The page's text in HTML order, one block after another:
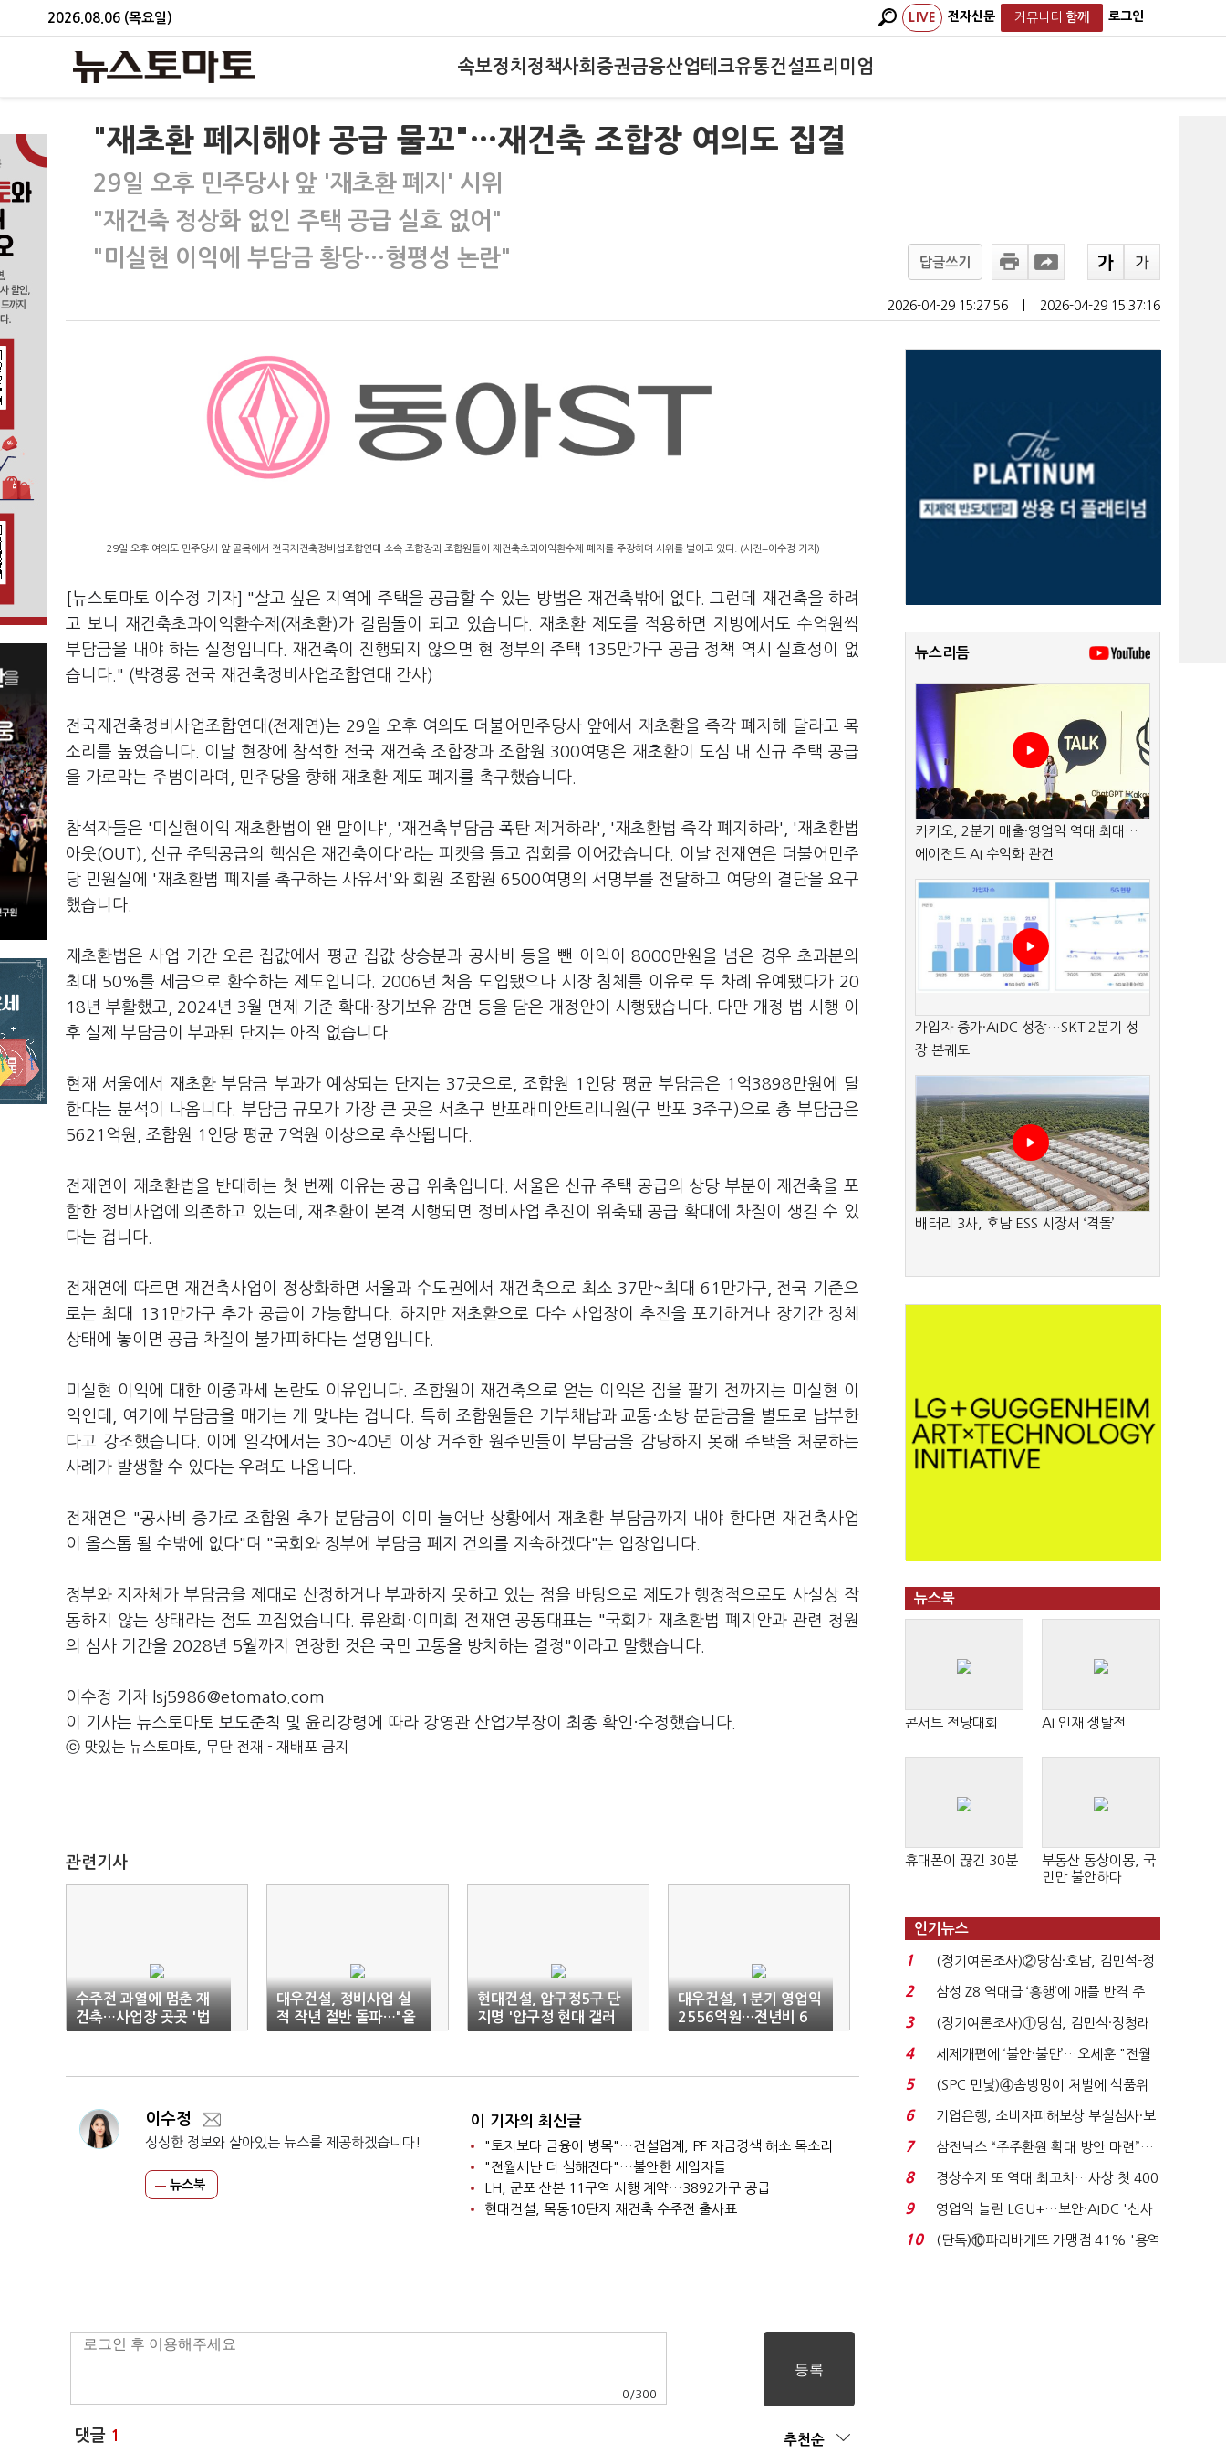
2026.08.06 (목요일) LIVE 전자신문 커뮤니티 함께 로그인
속보정치 정책사회 증권금융산업테크유통건설프리미엄
"재초환 폐지해야 공급 물꼬"…재건축 조합장 여의도 집결
29일 오후 민주당사 앞 '재초환 폐지' 시위
"재건축 정상화 없인 주택 공급 실효 없어"
"미실현 이익에 부담금 황당…형평성 논란"
답글쓰기
2026-04-29 15:27:56 2026-04-29 15:37:16
29일 오후 여의도 민주당사 앞 골목에서 전국재건축정비섭조합연대 소속 조합장과 조합원들이 재건축초과이익환수제 폐지를 주장하며 시위를 벌이고 있다. (사진=이수정 기자)
[뉴스토마토 이수정 기자] "살고 싶은 지역에 주택을 공급할 수 있는 방법은 재건축밖에 없다. 그런데 재건축을 하려
고 보니 재건축초과이익환수제(재초환)가 걸림돌이 되고 있습니다. 재초환 제도를 적용하면 지방에서도 수억원씩
부담금을 내야 하는 실정입니다. 재건축이 진행되지 않으면 현 정부의 주택 135만가구 공급 정책 역시 실효성이 없
습니다." (박경룡 전국 재건축정비사업조합연대 간사)
전국재건축정비사업조합연대(전재연)는 29일 오후 여의도 더불어민주당사 앞에서 재초환을 즉각 폐지해 달라고 목
소리를 높였습니다. 이날 현장에 참석한 전국 재건축 조합장과 조합원 300여명은 재초환이 도심 내 신규 주택 공급
을 가로막는 주범이라며, 민주당을 향해 재초환 제도 폐지를 촉구했습니다.
참석자들은 '미실현이익 재초환법이 왠 말이냐', '재건축부담금 폭탄 제거하라', '재초환법 즉각 폐지하라', '재초환법
아웃(OUT), 신규 주택공급의 핵심은 재건축이다'라는 피켓을 들고 집회를 이어갔습니다. 이날 전재연은 더불어민주
당 민원실에 '재초환법 폐지를 촉구하는 사유서'와 회원 조합원 6500여명의 서명부를 전달하고 여당의 결단을 요구
했습니다.
재초환법은 사업 기간 오른 집값에서 평균 집값 상승분과 공사비 등을 뺀 이익이 8000만원을 넘은 경우 초과분의
최대 50%를 세금으로 환수하는 제도입니다. 2006년 처음 도입됐으나 시장 침체를 이유로 두 차례 유예됐다가 20
18년 부활했고, 2024년 3월 면제 기준 확대·장기보유 감면 등을 담은 개정안이 시행됐습니다. 다만 개정 법 시행 이
후 실제 부담금이 부과된 단지는 아직 없습니다.
현재 서울에서 재초환 부담금 부과가 예상되는 단지는 37곳으로, 조합원 1인당 평균 부담금은 1억3898만원에 달
한다는 분석이 나옵니다. 부담금 규모가 가장 큰 곳은 서초구 반포래미안트리니원(구 반포 3주구)으로 총 부담금은
5621억원, 조합원 1인당 평균 7억원 이상으로 추산됩니다.
전재연이 재초환법을 반대하는 첫 번째 이유는 공급 위축입니다. 서울은 신규 주택 공급의 상당 부분이 재건축을 포
함한 정비사업에 의존하고 있는데, 재초환이 본격 시행되면 정비사업 추진이 위축돼 공급 확대에 차질이 생길 수 있
다는 겁니다.
전재연에 따르면 재건축사업이 정상화하면 서울과 수도권에서 재건축으로 최소 37만~최대 61만가구, 전국 기준으
로는 최대 131만가구 추가 공급이 가능합니다. 하지만 재초환으로 다수 사업장이 추진을 포기하거나 장기간 정체
상태에 놓이면 공급 차질이 불가피하다는 설명입니다.
미실현 이익에 대한 이중과세 논란도 이유입니다. 조합원이 재건축으로 얻는 이익은 집을 팔기 전까지는 미실현 이
익인데, 여기에 부담금을 매기는 게 맞냐는 겁니다. 특히 조합원들은 기부채납과 교통·소방 분담금을 별도로 납부한
다고 강조했습니다. 이에 일각에서는 30~40년 이상 거주한 원주민들이 부담금을 감당하지 못해 주택을 처분하는
사례가 발생할 수 있다는 우려도 나옵니다.
전재연은 "공사비 증가로 조합원 추가 분담금이 이미 늘어난 상황에서 재초환 부담금까지 내야 한다면 재건축사업
이 올스톱 될 수밖에 없다"며 "국회와 정부에 부담금 폐지 건의를 지속하겠다"는 입장입니다.
정부와 지자체가 부담금을 제대로 산정하거나 부과하지 못하고 있는 점을 바탕으로 제도가 행정적으로도 사실상 작
동하지 않는 상태라는 점도 꼬집었습니다. 류완희·이미희 전재연 공동대표는 "국회가 재초환법 폐지안과 관련 청원
의 심사 기간을 2028년 5월까지 연장한 것은 국민 고통을 방치하는 결정"이라고 말했습니다.
이수정 기자 lsj5986@etomato.com
이 기사는 뉴스토마토 보도준칙 및 윤리강령에 따라 강영관 산업2부장이 최종 확인·수정했습니다.
ⓒ 맛있는 뉴스토마토, 무단 전재 - 재배포 금지
관련기사
수주전 과열에 멈춘 재
건축…사업장 곳곳 '법
정 공방'
대우건설, 정비사업 실
적 작년 절반 돌파…"올
해 최대치 전망"
현대건설, 압구정5구 단
지명 '압구정 현대 갤러
리아' 제안
대우건설, 1분기 영업익
2556억원…전년비 6
9%↑
이수정
싱싱한 정보와 살아있는 뉴스를 제공하겠습니다!
뉴스북
이 기자의 최신글
"토지보다 금융이 병목"…건설업계, PF 자금경색 해소 목소리
"전월세난 더 심해진다"…불안한 세입자들
LH, 군포 산본 11구역 시행 계약…3892가구 공급
현대건설, 목동10단지 재건축 수주전 출사표
0 /300
댓글 1 추천순
뉴스리듬
카카오, 2분기 매출·영업익 역대 최대…
에이전트 AI 수익화 관건
가입자 증가·AIDC 성장…SKT 2분기 성
장 본궤도
배터리 3사, 호남 ESS 시장서 ‘격돌’
뉴스북
콘서트 전당대회 AI 인재 쟁탈전
휴대폰이 끊긴 30분
부동산 동상이몽, 국
민만 불안하다
인기뉴스
1
(정기여론조사)②당심·호남, 김민석-정
청래 '초접전'...
2
삼성 Z8 역대급 ‘흥행’에 애플 반격 주
목…9월 ‘폴...
3
(정기여론조사)①당심, 김민석·정청래
'초접전'…대통령 ...
4
세제개편에 ‘불안·불만’…오세훈 "전월
세 구하기 더 ...
5
(SPC 민낯)④솜방망이 처벌에 식품위
생법 위반 반복...
6
기업은행, 소비자피해보상 부실심사·보
이스피싱 공시 ...
7
삼전닉스 “주주환원 확대 방안 마련”…
로이터에 성명...
8
경상수지 또 역대 최고치…사상 첫 400
억달러에 '3% 성...
9
영업익 늘린 LGU+…보안·AIDC '신사
업 드라이브'...
10
(단독)⑩파리바게뜨 가맹점 41% '용역